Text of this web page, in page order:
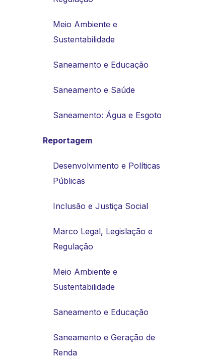
Meio Ambiente e
Sustentabilidade
Saneamento e Educação
Saneamento e Saúde
Saneamento: Água e Esgoto
Reportagem
Desenvolvimento e Políticas
Públicas
Inclusão e Justiça Social
Marco Legal, Legislação e
Regulação
Meio Ambiente e
Sustentabilidade
Saneamento e Educação
Saneamento e Geração de
Renda